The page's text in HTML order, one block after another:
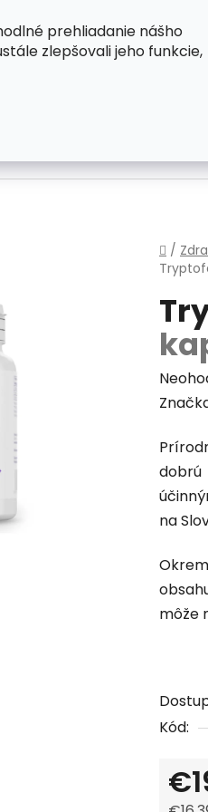
prehliadanie nášho
zlepšovali jeho funkcie,
OCHRANA OSOBNÝCH
/
je
0,0
z
5
na
môže
Kód: